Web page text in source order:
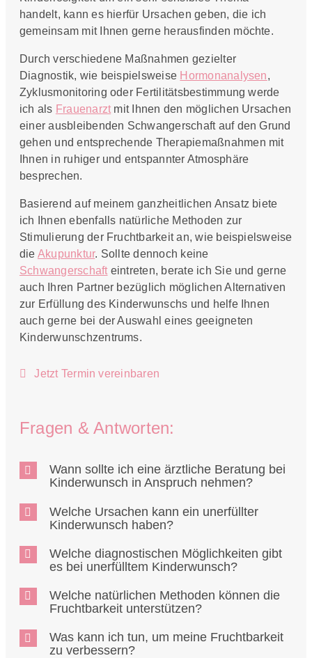
handelt, kann es hierfür Ursachen geben, die ich
gemeinsam mit Ihnen gerne herausfinden möchte.
Durch verschiedene Maßnahmen gezielter
Diagnostik, wie beispielsweise Hormonanalysen,
Zyklusmonitoring oder Fertilitätsbestimmung werde
ich als Frauenarzt mit Ihnen den möglichen Ursachen
einer ausbleibenden Schwangerschaft auf den Grund
gehen und entsprechende Therapiemaßnahmen mit
Ihnen in ruhiger und entspannter Atmosphäre
besprechen.
Basierend auf meinem ganzheitlichen Ansatz biete
ich Ihnen ebenfalls natürliche Methoden zur
Stimulierung der Fruchtbarkeit an, wie beispielsweise
die Akupunktur. Sollte dennoch keine
Schwangerschaft eintreten, berate ich Sie und gerne
auch Ihren Partner bezüglich möglichen Alternativen
zur Erfüllung des Kinderwunschs und helfe Ihnen
auch gerne bei der Auswahl eines geeigneten
Kinderwunschzentrums.
Jetzt Termin vereinbaren
Fragen & Antworten:
Wann sollte ich eine ärztliche Beratung bei
Kinderwunsch in Anspruch nehmen?
Welche Ursachen kann ein unerfüllter
Kinderwunsch haben?
Welche diagnostischen Möglichkeiten gibt
es bei unerfülltem Kinderwunsch?
Welche natürlichen Methoden können die
Fruchtbarkeit unterstützen?
Was kann ich tun, um meine Fruchtbarkeit
zu verbessern?